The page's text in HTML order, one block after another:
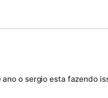
o sergio esta fazendo